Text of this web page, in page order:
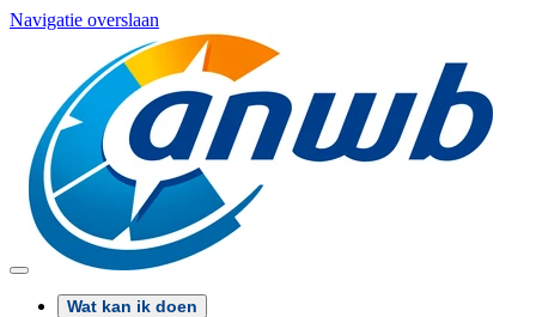
Navigatie overslaan
Wat kan ik doen